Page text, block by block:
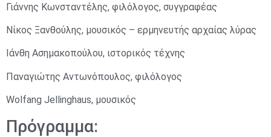
Γιάννης Κωνσταντέλης, φιλόλογος, συγγραφέας
Νίκος Ξανθούλης, μουσικός – ερμηνευτής αρχαίας λύρας
Ιάνθη Ασημακοπούλου, ιστορικός τέχνης
Παναγιώτης Αντωνόπουλος, φιλόλογος
Wolfang Jellinghaus, μουσικός
Πρόγραμμα: